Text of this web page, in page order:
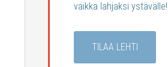
vaikka lahjaksi ystävälle!
TILAA LEHTI